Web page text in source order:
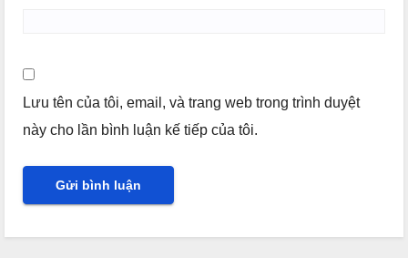
Lưu tên của tôi, email, và trang web trong trình duyệt
này cho lần bình luận kế tiếp của tôi.